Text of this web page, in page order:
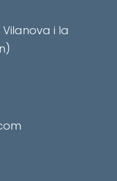
Vilanova i la